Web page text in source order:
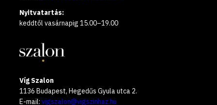
Nyitvatartás:
keddtől vasárnapig 15.00–19.00
Víg Szalon
1136 Budapest, Hegedűs Gyula utca 2.
E-mail: vigszalon@vigszinhaz.hu